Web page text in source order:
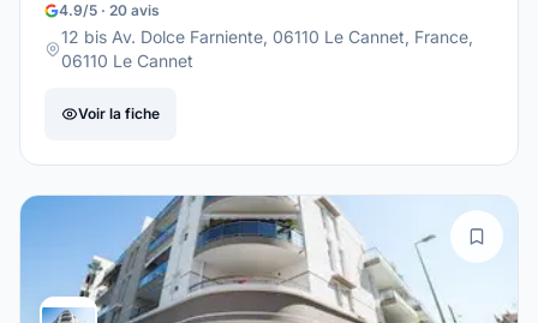
4.9/5 · 20 avis
12 bis Av. Dolce Farniente, 06110 Le Cannet, France,
06110 Le Cannet
Voir la fiche